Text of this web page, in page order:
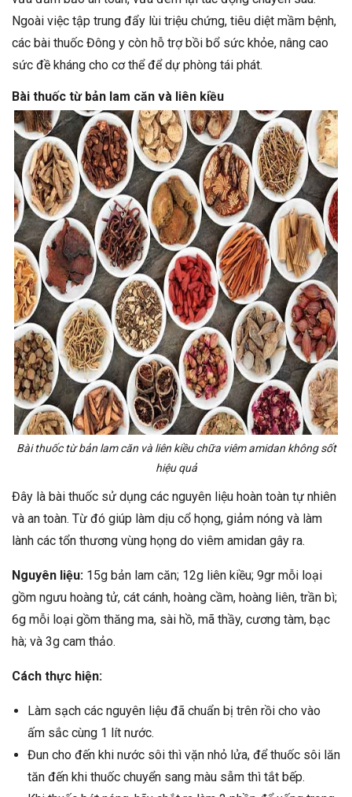
Ngoài việc tập trung đẩy lùi triệu chứng, tiêu diệt mầm bệnh,
các bài thuốc Đông y còn hỗ trợ bồi bổ sức khỏe, nâng cao
sức đề kháng cho cơ thể để dự phòng tái phát.
Bài thuốc từ bản lam căn và liên kiều
Bài thuốc từ bản lam căn và liên kiều chữa viêm amidan không sốt
hiệu quả
Đây là bài thuốc sử dụng các nguyên liệu hoàn toàn tự nhiên
và an toàn. Từ đó giúp làm dịu cổ họng, giảm nóng và làm
lành các tổn thương vùng họng do viêm amidan gây ra.
Nguyên liệu: 15g bản lam căn; 12g liên kiều; 9gr mỗi loại
gồm ngưu hoàng tử, cát cánh, hoàng cầm, hoàng liên, trần bì;
6g mỗi loại gồm thăng ma, sài hồ, mã thầy, cương tàm, bạc
hà; và 3g cam thảo.
Cách thực hiện:
Làm sạch các nguyên liệu đã chuẩn bị trên rồi cho vào
ấm sắc cùng 1 lít nước.
Đun cho đến khi nước sôi thì vặn nhỏ lửa, để thuốc sôi lăn
tăn đến khi thuốc chuyển sang màu sẫm thì tắt bếp.